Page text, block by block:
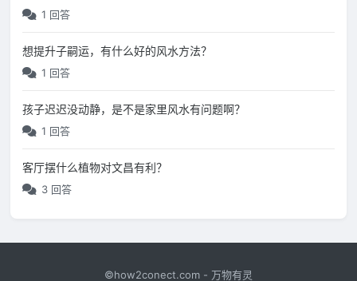
1 回答
想提升子嗣运，有什么好的风水方法？
1 回答
孩子迟迟没动静，是不是家里风水有问题啊？
1 回答
客厅摆什么植物对文昌有利？
3 回答
©how2conect.com - 万物有灵